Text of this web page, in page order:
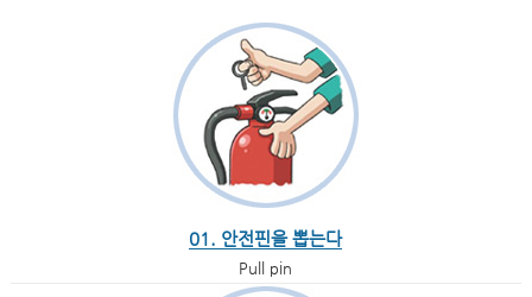
01. 안전핀을 뽑는다
Pull pin